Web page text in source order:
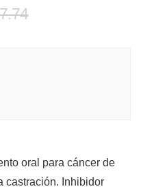
El
El
oral para cáncer de
castración. Inhibidor